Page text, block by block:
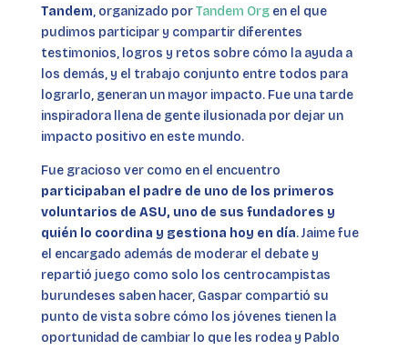
Tandem, organizado porTandem Orgen el que
pudimos participar y compartir diferentes
testimonios, logros y retos sobre cómo la ayuda a
los demás, y el trabajo conjunto entre todos para
lograrlo, generan un mayor impacto. Fue una tarde
inspiradora llena de gente ilusionada por dejar un
impacto positivo en este mundo.
Fue gracioso ver como en el encuentro
participaban el padre de uno de los primeros
voluntarios de ASU, uno de sus fundadores y
quién lo coordina y gestiona hoy en día. Jaime fue
el encargado además de moderar el debate y
repartió juego como solo los centrocampistas
burundeses saben hacer, Gaspar compartió su
punto de vista sobre cómo los jóvenes tienen la
oportunidad de cambiar lo que les rodea y Pablo